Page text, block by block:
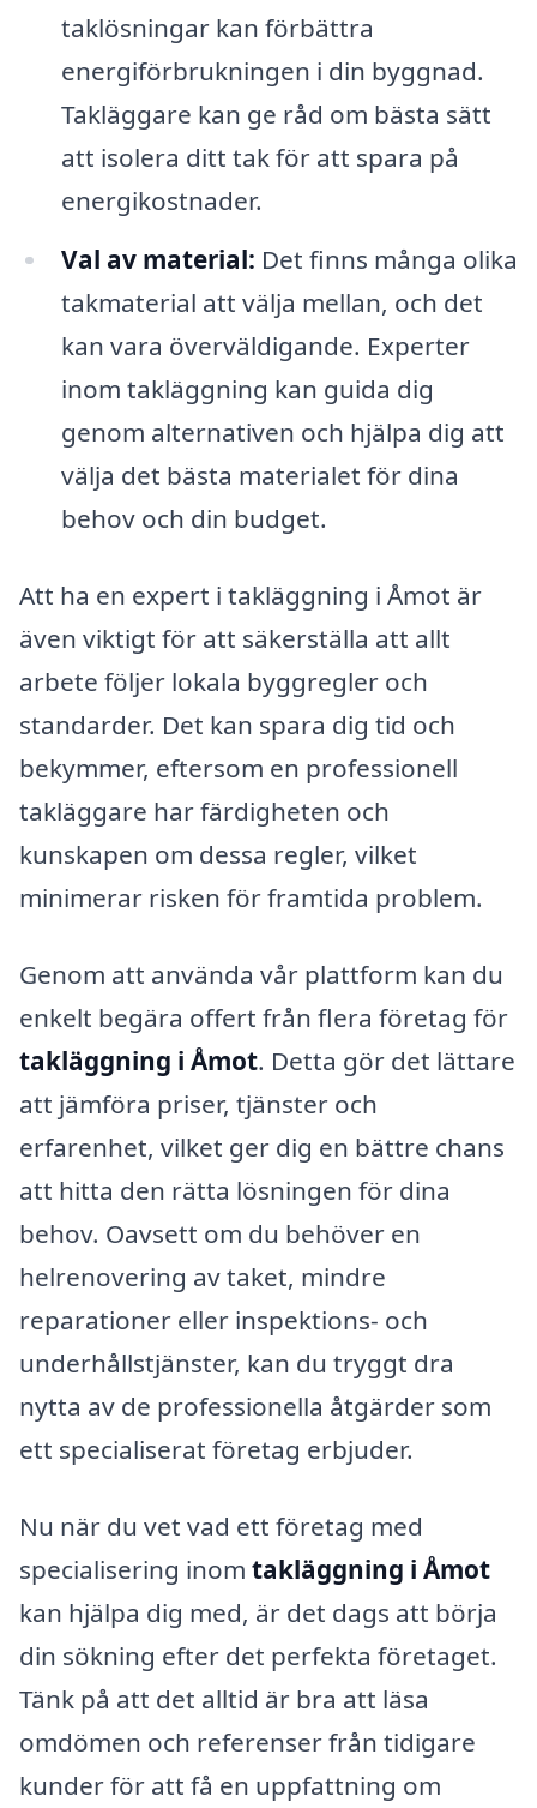
taklösningar kan förbättra
energiförbrukningen i din byggnad.
Takläggare kan ge råd om bästa sätt
att isolera ditt tak för att spara på
energikostnader.
Val av material: Det finns många olika
takmaterial att välja mellan, och det
kan vara överväldigande. Experter
inom takläggning kan guida dig
genom alternativen och hjälpa dig att
välja det bästa materialet för dina
behov och din budget.
Att ha en expert i takläggning i Åmot är
även viktigt för att säkerställa att allt
arbete följer lokala byggregler och
standarder. Det kan spara dig tid och
bekymmer, eftersom en professionell
takläggare har färdigheten och
kunskapen om dessa regler, vilket
minimerar risken för framtida problem.
Genom att använda vår plattform kan du
enkelt begära offert från flera företag för
takläggning i Åmot. Detta gör det lättare
att jämföra priser, tjänster och
erfarenhet, vilket ger dig en bättre chans
att hitta den rätta lösningen för dina
behov. Oavsett om du behöver en
helrenovering av taket, mindre
reparationer eller inspektions- och
underhållstjänster, kan du tryggt dra
nytta av de professionella åtgärder som
ett specialiserat företag erbjuder.
Nu när du vet vad ett företag med
specialisering inom takläggning i Åmot
kan hjälpa dig med, är det dags att börja
din sökning efter det perfekta företaget.
Tänk på att det alltid är bra att läsa
omdömen och referenser från tidigare
kunder för att få en uppfattning om